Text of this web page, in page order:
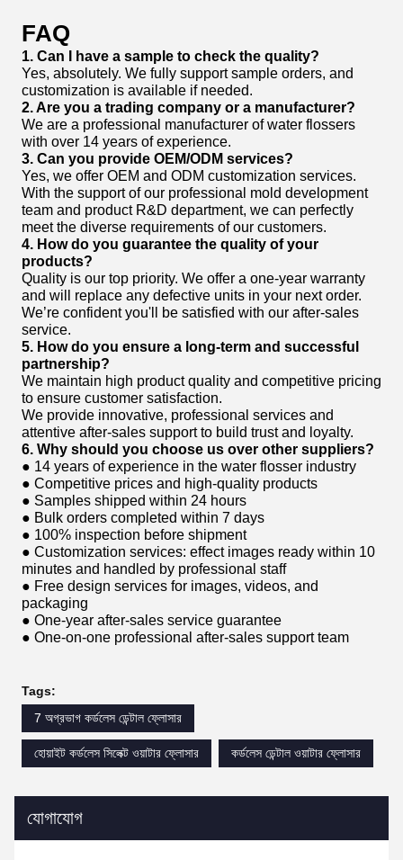
FAQ
1. Can I have a sample to check the quality?
Yes, absolutely. We fully support sample orders, and
customization is available if needed.
2. Are you a trading company or a manufacturer?
We are a professional manufacturer of water flossers
with over 14 years of experience.
3. Can you provide OEM/ODM services?
Yes, we offer OEM and ODM customization services.
With the support of our professional mold development
team and product R&D department, we can perfectly
meet the diverse requirements of our customers.
4. How do you guarantee the quality of your
products?
Quality is our top priority. We offer a one-year warranty
and will replace any defective units in your next order.
We’re confident you'll be satisfied with our after-sales
service.
5. How do you ensure a long-term and successful
partnership?
We maintain high product quality and competitive pricing
to ensure customer satisfaction.
We provide innovative, professional services and
attentive after-sales support to build trust and loyalty.
6. Why should you choose us over other suppliers?
● 14 years of experience in the water flosser industry
● Competitive prices and high-quality products
● Samples shipped within 24 hours
● Bulk orders completed within 7 days
● 100% inspection before shipment
● Customization services: effect images ready within 10
minutes and handled by professional staff
● Free design services for images, videos, and
packaging
● One-year after-sales service guarantee
● One-on-one professional after-sales support team
Tags:
7 অগ্রভাগ কর্ডলেস ডেন্টাল ফ্লোসার
হোয়াইট কর্ডলেস সিলেক্ট ওয়াটার ফ্লোসার কর্ডলেস ডেন্টাল ওয়াটার ফ্লোসার
যোগাযোগ